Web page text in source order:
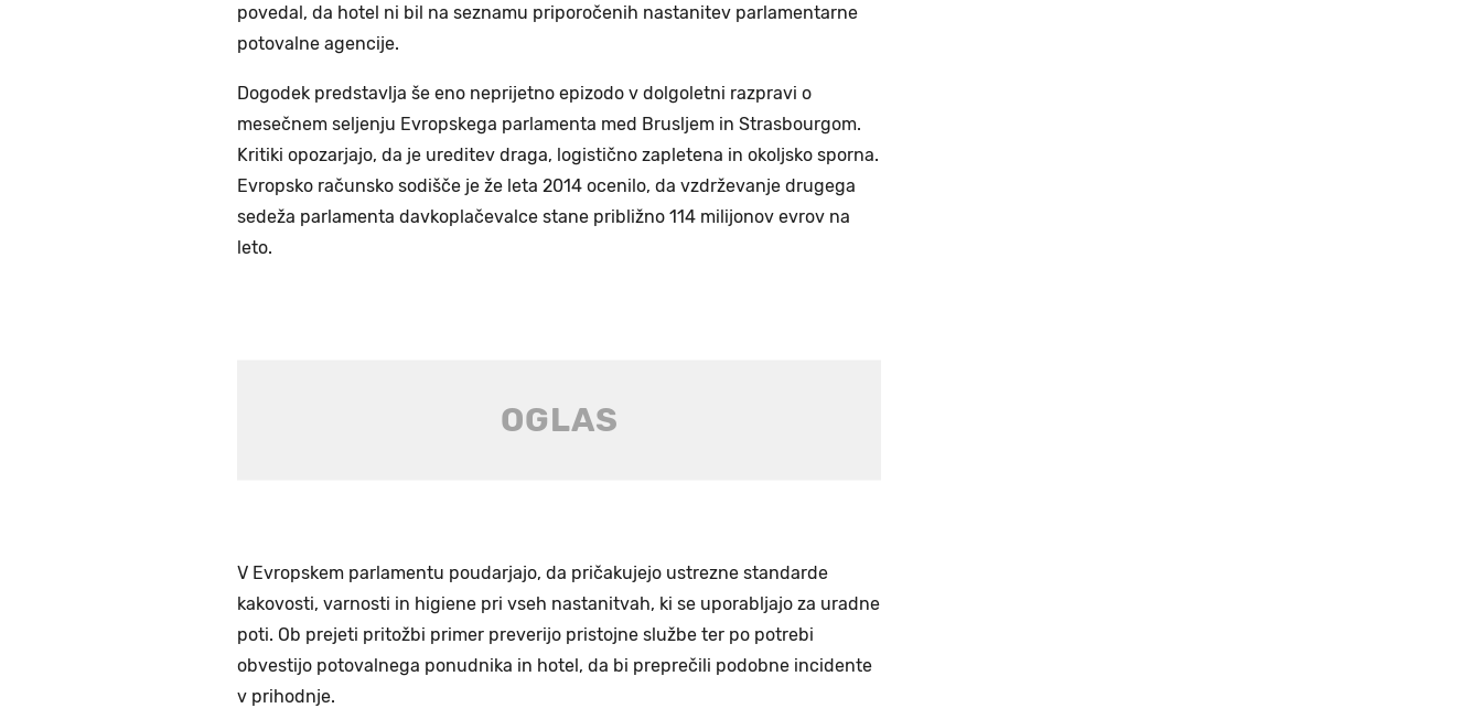
povedal, da hotel ni bil na seznamu priporočenih nastanitev parlamentarne
potovalne agencije.
Dogodek predstavlja še eno neprijetno epizodo v dolgoletni razpravi o
mesečnem seljenju Evropskega parlamenta med Brusljem in Strasbourgom.
Kritiki opozarjajo, da je ureditev draga, logistično zapletena in okoljsko sporna.
Evropsko računsko sodišče je že leta 2014 ocenilo, da vzdrževanje drugega
sedeža parlamenta davkoplačevalce stane približno 114 milijonov evrov na
leto.
V Evropskem parlamentu poudarjajo, da pričakujejo ustrezne standarde
kakovosti, varnosti in higiene pri vseh nastanitvah, ki se uporabljajo za uradne
poti. Ob prejeti pritožbi primer preverijo pristojne službe ter po potrebi
obvestijo potovalnega ponudnika in hotel, da bi preprečili podobne incidente
v prihodnje.